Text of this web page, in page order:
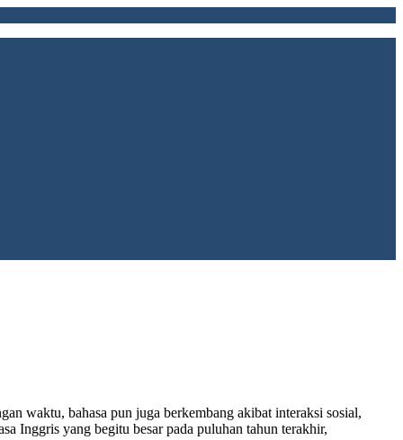
waktu, bahasa pun juga berkembang akibat interaksi sosial,
Inggris yang begitu besar pada puluhan tahun terakhir,